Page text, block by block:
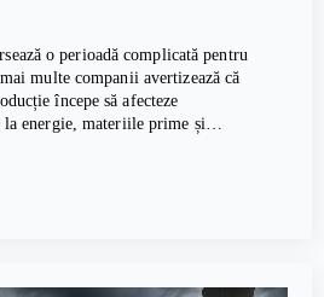
o perioadă complicată pentru
multe companii avertizează că
începe să afecteze
la energie, materiile prime și…